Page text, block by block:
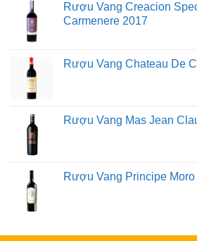
Rượu Vang Creacion
Carmenere 2017
Rượu Vang Chateau De
Rượu Vang Mas Jean
Rượu Vang Principe